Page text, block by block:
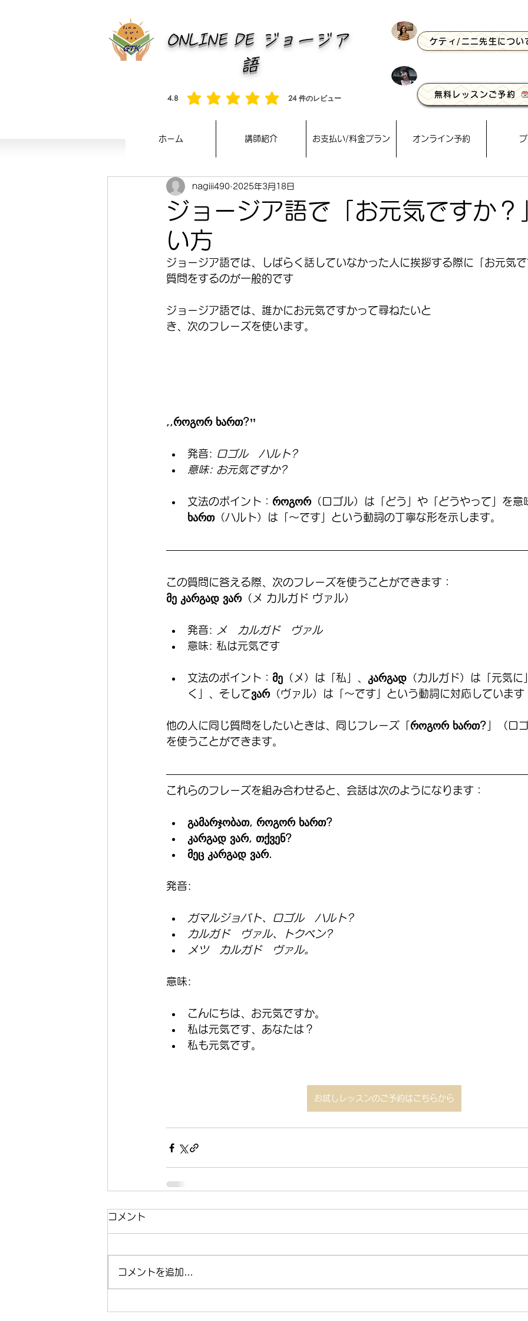
ONLINE DE ジョージア
語
4.8 24 件のレビュー
平均評価 4.8 /5, 全評価： 24 件, 件のレビュー
ケティ/ニニ先生につい
無料レッスンご予約
ホーム 講師紹介 お支払い/料金プラン オンライン予約
ジョージア語で「お元気ですか？
い方
nagiii490 2025年3月18日
ジョージア語では、しばらく話していなかった人に挨拶する際に「お元気
質問をするのが一般的です
ジョージア語では、誰かにお元気ですかって尋ねたいと
き、次のフレーズを使います。
,,როგორ ხართ?’’
発音: ロゴル　ハルト?
意味: お元気ですか?
文法のポイント： როგორ（ロゴル）は「どう」や「どうやって」を意
ხართ（ハルト）は「〜です」という動詞の丁寧な形を示します。
この質問に答える際、次のフレーズを使うことができます：
მე კარგად ვარ（メ カルガド ヴァル）
発音:
メ　カルガド　ヴァル
意味: 私は元気です
文法のポイント： მე （メ）は「私」、 კარგად （カルガド）は「元気
く」、そしてვარ（ヴァル）は「〜です」という動詞に対応しています
他の人に同じ質問をしたいときは、同じフレーズ「 როგორ ხართ? 」（ロ
を使うことができます。
これらのフレーズを組み合わせると、会話は次のようになります：
გამარჯობათ, როგორ ხართ?
კარგად ვარ, თქვენ?
მეც კარგად ვარ.
発音:
ガマルジョバト、ロゴル　ハルト?
カルガド　ヴァル、トクベン?
メツ　カルガド　ヴァル。
意味:
こんにちは、お元気ですか。
私は元気です、あなたは？
私も元気です。
お試しレッスンのご予約はこちらから
コメント
コメントを追加…